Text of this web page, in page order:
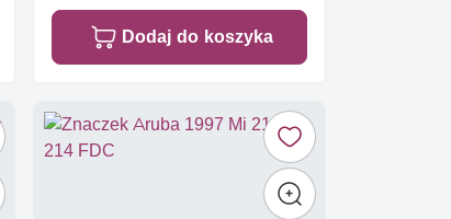
Dodaj do koszyka